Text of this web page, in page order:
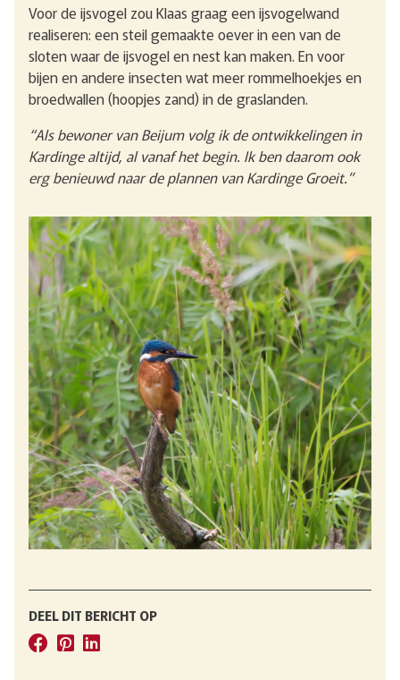
Voor de ijsvogel zou Klaas graag een ijsvogelwand
realiseren: een steil gemaakte oever in een van de
sloten waar de ijsvogel en nest kan maken. En voor
bijen en andere insecten wat meer rommelhoekjes en
broedwallen (hoopjes zand) in de graslanden.
“Als bewoner van Beijum volg ik de ontwikkelingen in
Kardinge altijd, al vanaf het begin. Ik ben daarom ook
erg benieuwd naar de plannen van Kardinge Groeit.”
DEEL DIT BERICHT OP